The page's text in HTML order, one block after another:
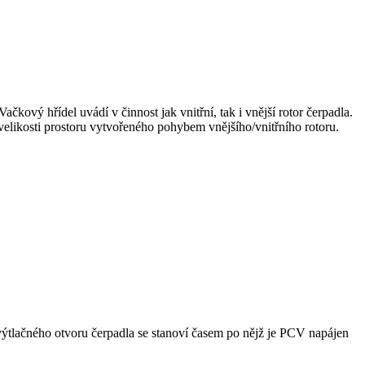
hřídel uvádí v činnost jak vnitřní, tak i vnější rotor čerpadla.
prostoru vytvořeného pohybem vnějšího/vnitřního rotoru.
otvoru čerpadla se stanoví časem po nějž je PCV napájen